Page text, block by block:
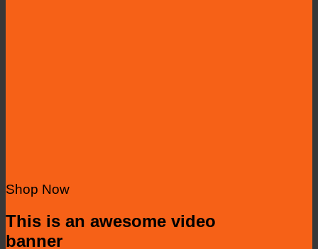
Shop Now
This is an awesome video
banner